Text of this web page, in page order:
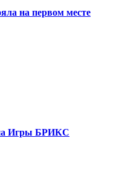
на первом месте
на Игры БРИКС